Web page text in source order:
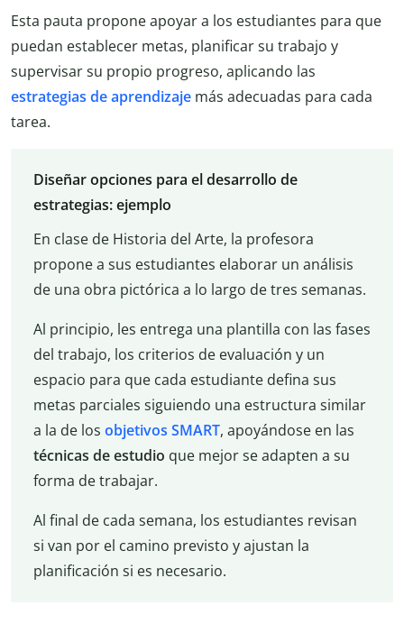
Esta pauta propone apoyar a los estudiantes para que
puedan establecer metas, planificar su trabajo y
supervisar su propio progreso, aplicando las
estrategias de aprendizaje más adecuadas para cada
tarea.
Diseñar opciones para el desarrollo de
estrategias: ejemplo
En clase de Historia del Arte, la profesora
propone a sus estudiantes elaborar un análisis
de una obra pictórica a lo largo de tres semanas.
Al principio, les entrega una plantilla con las fases
del trabajo, los criterios de evaluación y un
espacio para que cada estudiante defina sus
metas parciales siguiendo una estructura similar
a la de los objetivos SMART, apoyándose en las
técnicas de estudio que mejor se adapten a su
forma de trabajar.
Al final de cada semana, los estudiantes revisan
si van por el camino previsto y ajustan la
planificación si es necesario.